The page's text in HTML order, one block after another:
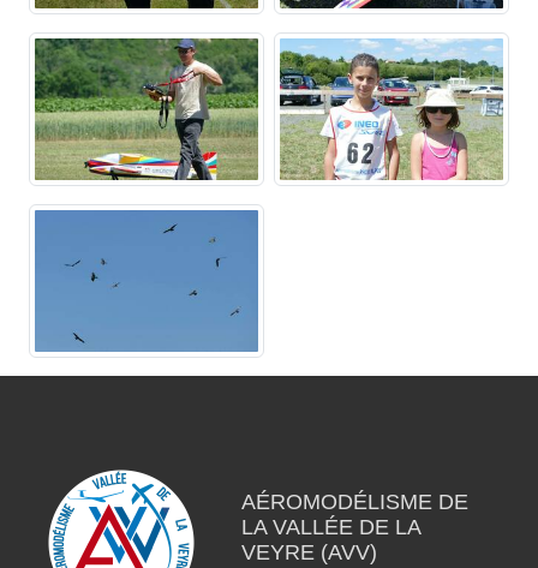
AÉROMODÉLISME DE
LA VALLÉE DE LA
VEYRE (AVV)